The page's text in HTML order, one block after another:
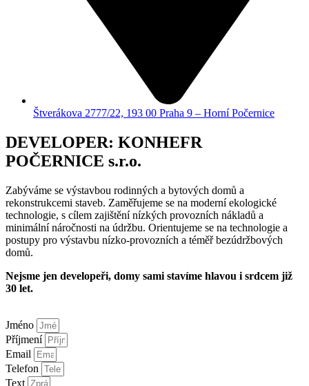
Štverákova 2777/22, 193 00 Praha 9 – Horní Počernice
DEVELOPER: KONHEFR
POČERNICE s.r.o.
Zabýváme se výstavbou rodinných a bytových domů a
rekonstrukcemi staveb. Zaměřujeme se na moderní ekologické
technologie, s cílem zajištění nízkých provozních nákladů a
minimální náročnosti na údržbu. Orientujeme se na technologie a
postupy pro výstavbu nízko-provozních a téměř bezúdržbových
domů.
Nejsme jen developeři, domy sami stavíme hlavou i srdcem již
30 let.
Jméno
Příjmení
Email
Telefon
Text